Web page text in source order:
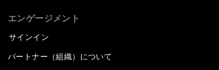
エンゲージメント
サインイン
パートナー（組織）について